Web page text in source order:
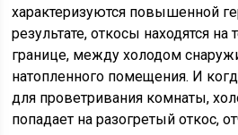
характеризуются повышенной
результате, откосы находятся на
границе, между холодом
натопленного помещения. И
для проветривания комнаты,
попадает на разогретый откос,